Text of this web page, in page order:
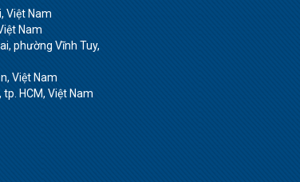
Việt Nam
Nam
phường Vĩnh Tuy,
Việt Nam
HCM, Việt Nam